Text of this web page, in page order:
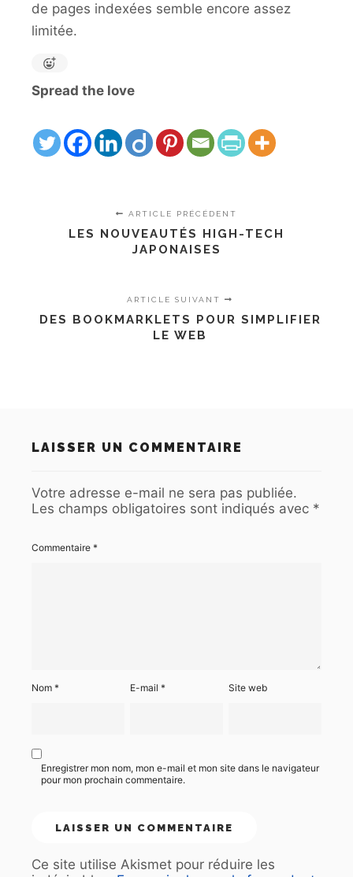
de pages indexées semble encore assez
limitée.
Spread the love
ARTICLE PRÉCÉDENT
LES NOUVEAUTÉS HIGH-TECH
JAPONAISES
ARTICLE SUIVANT
DES BOOKMARKLETS POUR SIMPLIFIER
LE WEB
LAISSER UN COMMENTAIRE
Votre adresse e-mail ne sera pas publiée.
Les champs obligatoires sont indiqués avec *
Commentaire *
Nom * E-mail* Site web
Enregistrer mon nom, mon e-mail et mon site dans le navigateur
pour mon prochain commentaire.
Ce site utilise Akismet pour réduire les